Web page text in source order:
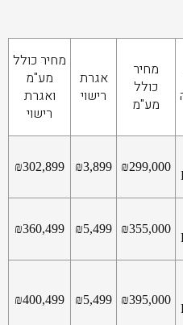
מחיר
כולל
מע"מ
אגרת
רישוי
מחיר כולל
מע"מ
ואגרת
רישוי
₪299,000
₪3,899
₪302,899
₪355,000
₪5,499
₪360,499
₪395,000
₪5,499
₪400,499